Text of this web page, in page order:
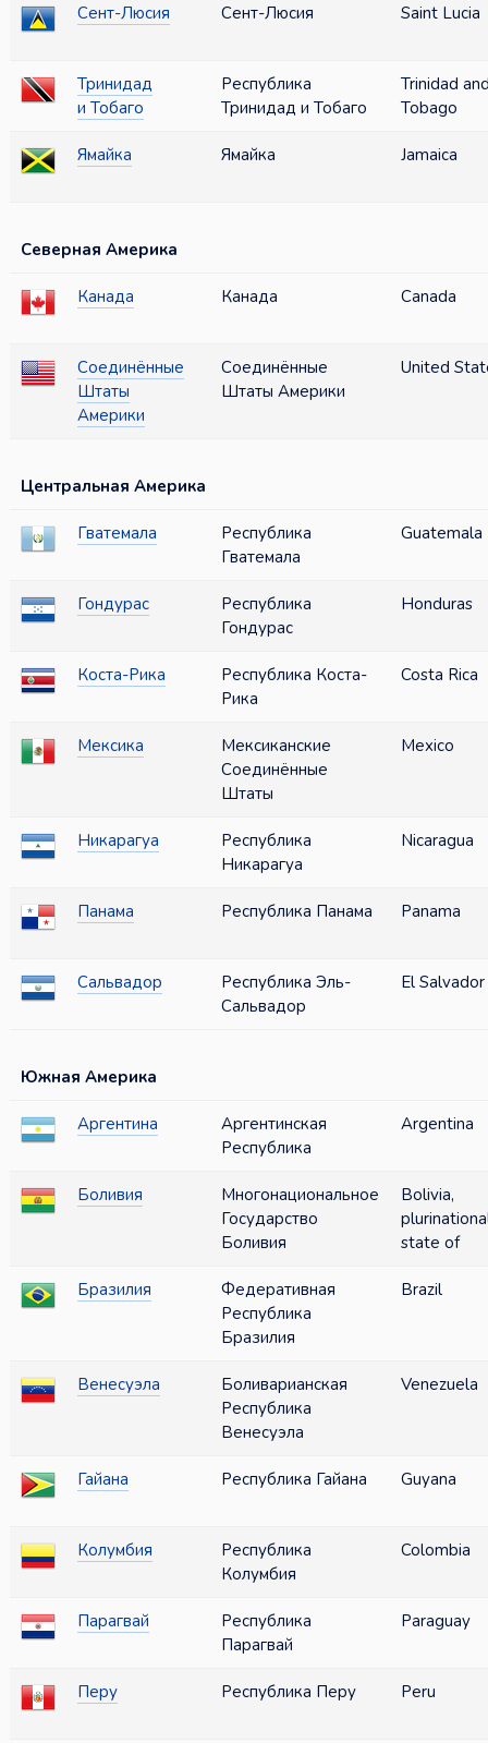
Сент-Люсия Сент-Люсия Saint Lucia
Тринидад
и Тобаго
Республика
Тринидад и Тобаго
Trinidad
Tobago
Ямайка Ямайка Jamaica
Северная Америка
Канада Канада Canada
Соединённые
Штаты
Америки
Соединённые
Штаты Америки
United
Центральная Америка
Гватемала
Республика
Гватемала
Guatemala
Гондурас
Республика
Гондурас
Honduras
Коста-Рика
Республика Коста-
Рика
Costa Rica
Мексика
Мексиканские
Соединённые
Штаты
Mexico
Никарагуа
Республика
Никарагуа
Nicaragua
Панама Республика Панама Panama
Сальвадор
Республика Эль-
Сальвадор
El Salvador
Южная Америка
Аргентина
Аргентинская
Республика
Argentina
Боливия
Многонациональное
Государство
Боливия
Bolivia,
state of
Бразилия
Федеративная
Республика
Бразилия
Brazil
Венесуэла
Боливарианская
Республика
Венесуэла
Venezuela
Гайана Республика Гайана Guyana
Колумбия
Республика
Колумбия
Colombia
Парагвай
Республика
Парагвай
Paraguay
Перу Республика Перу Peru